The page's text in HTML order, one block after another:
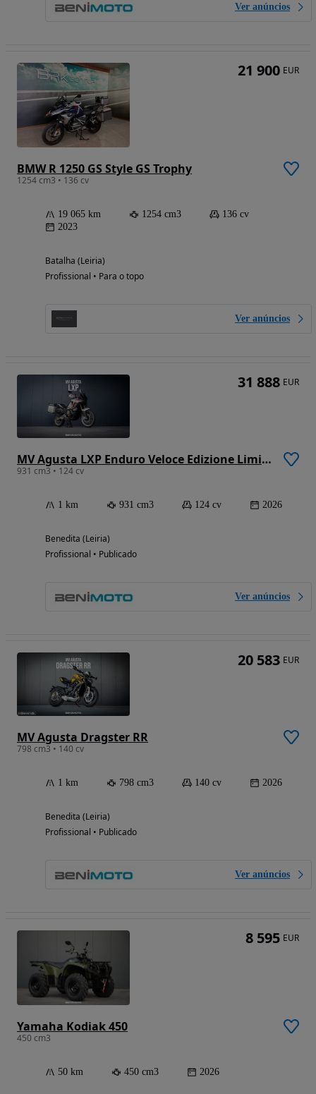
Ver anúncios
BMW R 1250 GS Style GS Trophy
1254 cm3 • 136 cv
19 065 km 1254 cm3
136 cv
2023
Batalha (Leiria)
Profissional • Para o topo
Ver anúncios
21 900 EUR
MV Agusta LXP Enduro Veloce Edizione Limitata
931 cm3 • 124 cv
1 km 931 cm3 124 cv 2026
Benedita (Leiria)
Profissional • Publicado
Ver anúncios
31 888 EUR
MV Agusta Dragster RR
798 cm3 • 140 cv
1 km 798 cm3 140 cv 2026
Benedita (Leiria)
Profissional • Publicado
Ver anúncios
20 583 EUR
Yamaha Kodiak 450
450 cm3
50 km 450 cm3 2026
8 595 EUR